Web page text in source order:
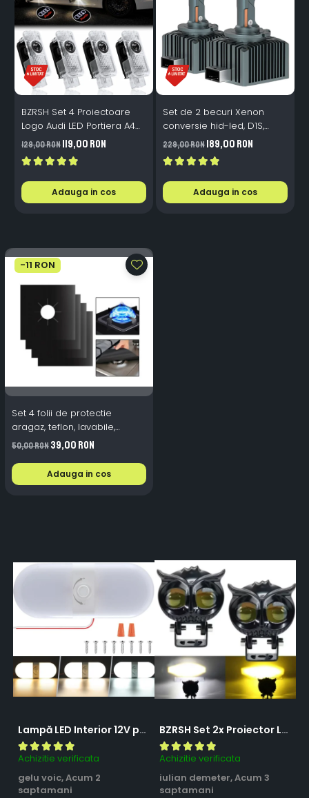
BZRSH Set 4 Proiectoare
Logo Audi LED Portiera A4
A5 A6 A7 A8 Q3 Q5 Q7 - 12V
5W Plug & Play
129,00 RON119,00 RON
Adauga in cos
Set de 2 becuri Xenon
conversie hid-led, D1S,
120W, 12.000lm, Canbus,
Miez Cupru, Radiator
Aluminiu, Premium, Alb
Rece
229,00 RON189,00 RON
Adauga in cos
-11 RON
Set 4 folii de protectie
aragaz, teflon, lavabile,
reutilizabile, Negru/Gri
50,00 RON39,00 RON
Adauga in cos
Lampă LED Interior 12V pentru Dubă, Camper și Rulotă - 180LED, 33 cm, 3 Temperaturii de Culoare, Intensitate Reglabilă, Iluminare Compartiment Marfă
Achizitie verificata
gelu voic,Acum 2
saptamani
BZRSH Set 2x Proiector LED Bufnita 50W Lupa 2 Faze Alb-Galben 12-24V Moto ATV
Achizitie verificata
iulian demeter,Acum 3
saptamani